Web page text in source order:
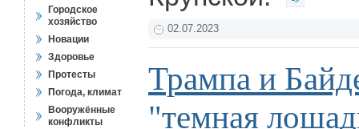
Городское
хозяйство
Новации
Здоровье
Протесты
Погода, климат
Вооружённые
конфликты
02.07.2023
Трампа и
"темная